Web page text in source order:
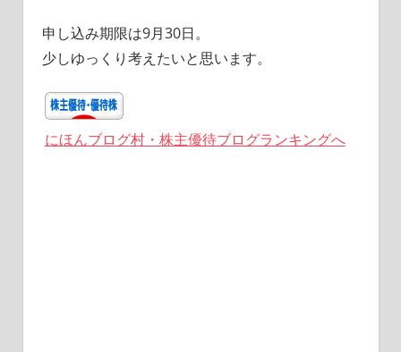
申し込み期限は9月30日。
少しゆっくり考えたいと思います。
にほんブログ村・株主優待ブログランキングへ